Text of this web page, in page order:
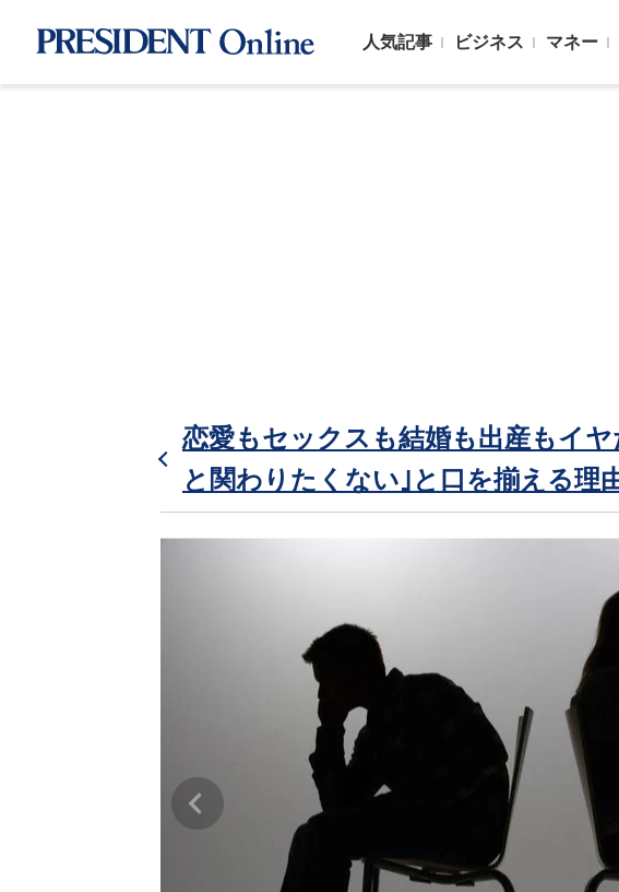
人気記事 ビジネス マネー
恋愛もセックスも結婚も出産もイ
と関わりたくない｣と口を揃える理